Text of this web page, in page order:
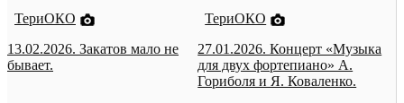
ТериОКО
13.02.2026. Закатов мало не
бывает.
ТериОКО
27.01.2026. Концерт «Музыка
для двух фортепиано» А.
Гориболя и Я. Коваленко.